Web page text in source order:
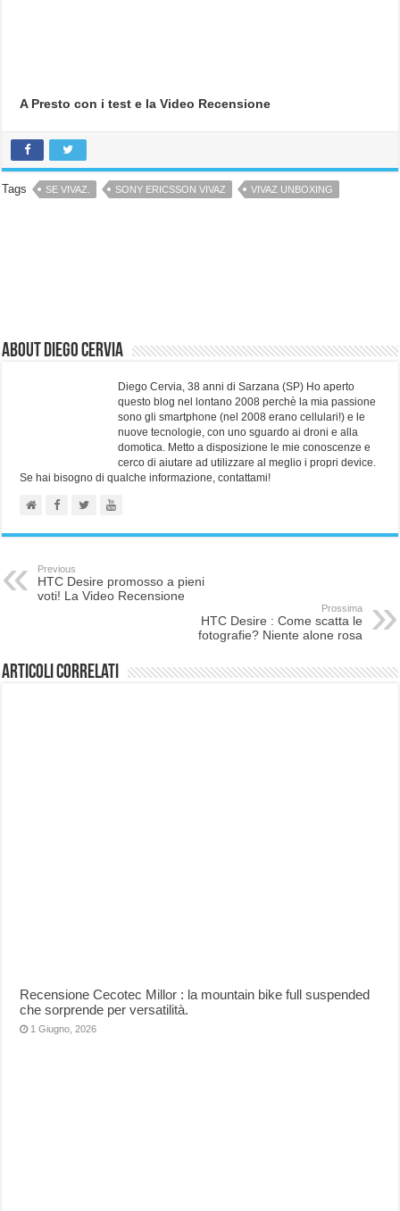
A Presto con i test e la Video Recensione
Tags SE VIVAZ. SONY ERICSSON VIVAZ VIVAZ UNBOXING
About Diego Cervia
Diego Cervia, 38 anni di Sarzana (SP) Ho aperto
questo blog nel lontano 2008 perchè la mia passione
sono gli smartphone (nel 2008 erano cellulari!) e le
nuove tecnologie, con uno sguardo ai droni e alla
domotica. Metto a disposizione le mie conoscenze e
cerco di aiutare ad utilizzare al meglio i propri device.
Se hai bisogno di qualche informazione, contattami!
Previous
HTC Desire promosso a pieni
voti! La Video Recensione
Prossima
HTC Desire : Come scatta le
fotografie? Niente alone rosa
Articoli correlati
Recensione Cecotec Millor : la mountain bike full suspended
che sorprende per versatilità.
1 Giugno, 2026